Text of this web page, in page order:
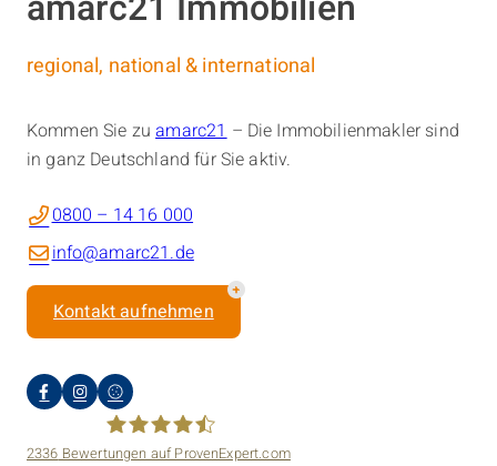
regional, national & international
Kommen Sie zuamarc21 – Die Immobilienmakler sind
in ganz Deutschland für Sie aktiv.
0800 – 14 16 000
info@amarc21.de
Kontakt aufnehmen
2336 Bewertungen auf ProvenExpert.com